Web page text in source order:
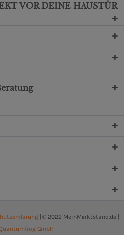
VOR DEINE HAUSTÜR
| © 2022 MeinMarktstand.de |
GmbH